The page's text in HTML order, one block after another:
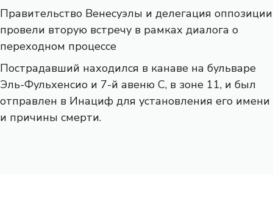
Правительство Венесуэлы и делегация оппозиции
провели вторую встречу в рамках диалога о
переходном процессе
Пострадавший находился в канаве на бульваре
Эль-Фульхенсио и 7-й авеню С, в зоне 11, и был
отправлен в Инациф для установления его имени
и причины смерти.